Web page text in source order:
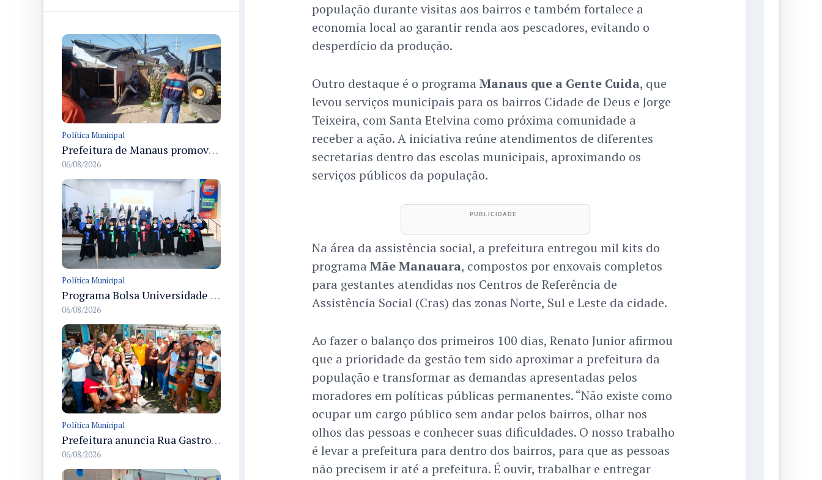
Política Municipal
Prefeitura de Manaus promove demolição administrativa de cinco estruturas que ocupavam calçada pública
06/08/2026
Política Municipal
Programa Bolsa Universidade entrega certificados a formandos em Manaus na sede do Executivo municipal
06/08/2026
Política Municipal
Prefeitura anuncia Rua Gastronômica de Manaus e garante alternativas para 54 ambulantes cadastrados
06/08/2026
população durante visitas aos bairros e também fortalece a
economia local ao garantir renda aos pescadores, evitando o
desperdício da produção.
Outro destaque é o programa Manaus que a Gente Cuida, que
levou serviços municipais para os bairros Cidade de Deus e Jorge
Teixeira, com Santa Etelvina como próxima comunidade a
receber a ação. A iniciativa reúne atendimentos de diferentes
secretarias dentro das escolas municipais, aproximando os
serviços públicos da população.
Na área da assistência social, a prefeitura entregou mil kits do
programa Mãe Manauara, compostos por enxovais completos
para gestantes atendidas nos Centros de Referência de
Assistência Social (Cras) das zonas Norte, Sul e Leste da cidade.
Ao fazer o balanço dos primeiros 100 dias, Renato Junior afirmou
que a prioridade da gestão tem sido aproximar a prefeitura da
população e transformar as demandas apresentadas pelos
moradores em políticas públicas permanentes. “Não existe como
ocupar um cargo público sem andar pelos bairros, olhar nos
olhos das pessoas e conhecer suas dificuldades. O nosso trabalho
é levar a prefeitura para dentro dos bairros, para que as pessoas
não precisem ir até a prefeitura. É ouvir, trabalhar e entregar